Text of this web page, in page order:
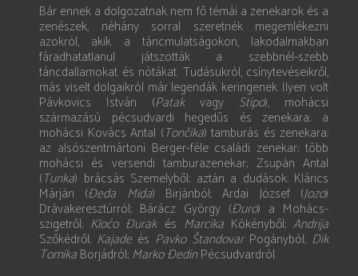
Bár ennek a dolgozatnak nem fő témái a zenekarok és a
zenészek, néhány sorral szeretnék megemlékezni
azokról, akik a táncmulatságokon, lakodalmakban
fáradhatatlanul játszották a szebbnél-szebb
táncdallamokat és nótákat. Tudásukról, csínytevéseikről,
más viselt dolgaikról már legendák keringenek. Ilyen volt
Pávkovics István (Patakvagy Stipo), mohácsi
származású pécsudvardi hegedűs és zenekara; a
mohácsi Kovács Antal (Tončika) tamburás és zenekara;
az alsószentmártoni Berger-féle családi zenekar; több
mohácsi és versendi tamburazenekar; Zsupán Antal
(Tunka) brácsás Szemelyből; aztán a dudások: Klárics
Márján (Ðeda Mida) Birjánból; Ardai József (Jozo)
Drávakeresztúrról; Bárácz György (Đuro) a Mohács-
szigetről; Kloćo Ðurakés MarcikaKökényből;Andrija
Szőkédről; Kajade és Pavko ŠtandovarPogányból; Dik
TomikaBorjádról;Marko ÐedinPécsudvardról.